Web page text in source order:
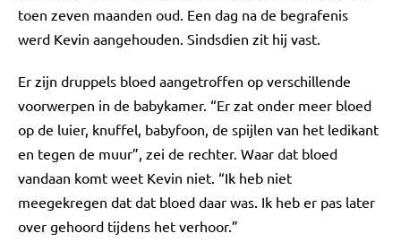
toen zeven maanden oud. Een dag na de begrafenis
werd Kevin aangehouden. Sindsdien zit hij vast.
Er zijn druppels bloed aangetroffen op verschillende
voorwerpen in de babykamer. “Er zat onder meer bloed
op de luier, knuffel, babyfoon, de spijlen van het ledikant
en tegen de muur”, zei de rechter. Waar dat bloed
vandaan komt weet Kevin niet. “Ik heb niet
meegekregen dat dat bloed daar was. Ik heb er pas later
over gehoord tijdens het verhoor.”